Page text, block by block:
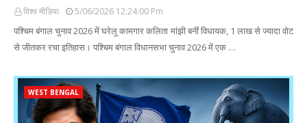
विश्व मीडिया 5/06/2026 12:24:00 Pm
पश्चिम बंगाल चुनाव 2026 में घरेलू कामगार कलिता मांझी बनीं विधायक, 1 लाख से ज्यादा वोट
से जीतकर रचा इतिहास। पश्चिम बंगाल विधानसभा चुनाव 2026 में एक …
WEST BENGAL